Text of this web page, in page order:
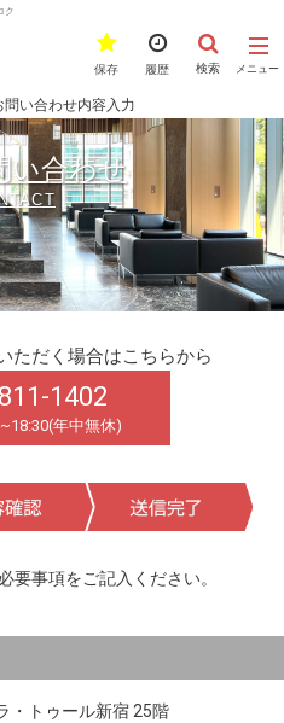
ク
メニュー
検索
履歴
保存
い合わせ内容入力
い合わせ
ただく場合はこちらから
1402
年中無休)
要事項をご記入ください。
・トゥール新宿 25階